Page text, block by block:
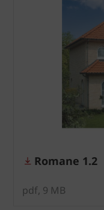
Romane 1.2
pdf, 9 MB